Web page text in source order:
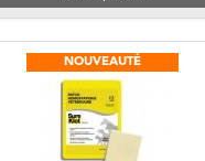
NOUVEAUTÉ